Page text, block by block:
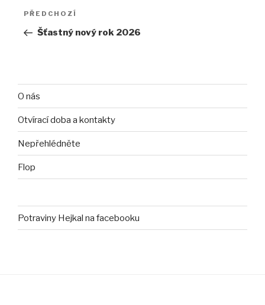
Navigace
pro
příspěvek
Předchozí
příspěvek
PŘEDCHOZÍ
Šťastný nový rok 2026
O nás
Otvírací doba a kontakty
Nepřehlédněte
Flop
Potraviny Hejkal na facebooku